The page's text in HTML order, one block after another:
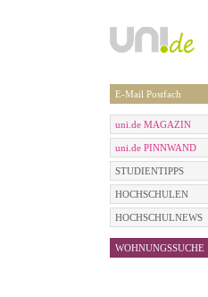
E-Mail Postfach
uni.de MAGAZIN
uni.de PINNWAND
STUDIENTIPPS
HOCHSCHULEN
HOCHSCHULNEWS
WOHNUNGSSUCHE